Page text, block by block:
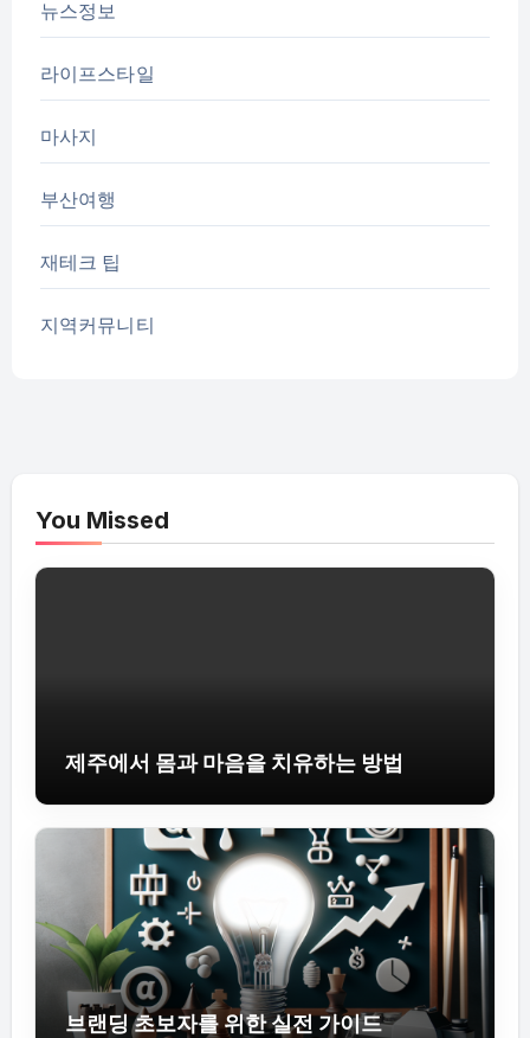
뉴스정보
라이프스타일
마사지
부산여행
재테크 팁
지역커뮤니티
You Missed
제주에서 몸과 마음을 치유하는 방법
브랜딩 초보자를 위한 실전 가이드